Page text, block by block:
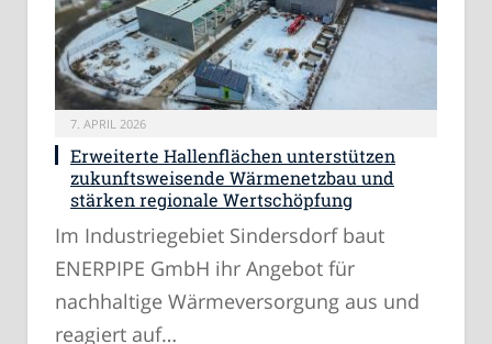
7. APRIL 2026
Erweiterte Hallenflächen unterstützen
zukunftsweisende Wärmenetzbau und
stärken regionale Wertschöpfung
Im Industriegebiet Sindersdorf baut
ENERPIPE GmbH ihr Angebot für
nachhaltige Wärmeversorgung aus und
reagiert auf…